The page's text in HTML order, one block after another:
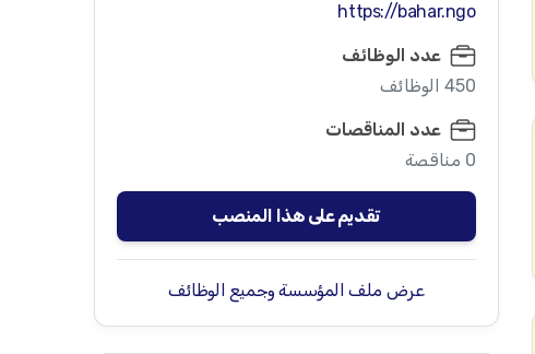
https://bahar.ngo
عدد الوظائف
450 الوظائف
عدد المناقصات
0 مناقصة
تقديم على هذا المنصب
عرض ملف المؤسسة وجميع الوظائف